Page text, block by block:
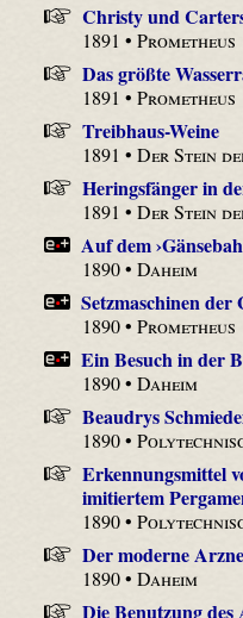
Christy und
1891 •Prometheus
Das größte
1891 •Prometheus
Treibhaus-Weine
1891 •Der Stein
Heringsfänger in
1891 •Der Stein
Auf dem
1890 •Daheim
Setzmaschinen der
1890 •Prometheus
Ein Besuch in der
1890 •Daheim
Beaudrys
1890 •
Erkennungsmittel
imitiertem
1890 •
Der moderne
1890 •Daheim
Die Benutzung des